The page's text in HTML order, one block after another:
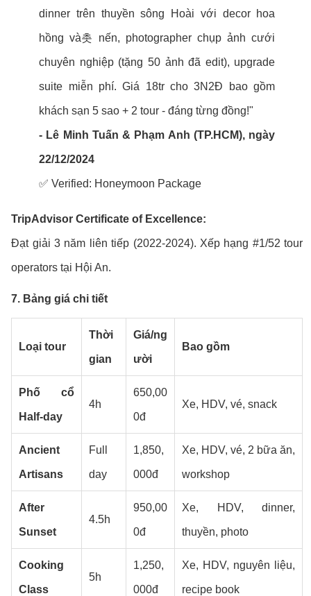
dinner trên thuyền sông Hoài với decor hoa
hồng và촛 nến, photographer chụp ảnh cưới
chuyên nghiệp (tặng 50 ảnh đã edit), upgrade
suite miễn phí. Giá 18tr cho 3N2Đ bao gồm
khách sạn 5 sao + 2 tour - đáng từng đồng!"
- Lê Minh Tuấn & Phạm Anh (TP.HCM), ngày
22/12/2024
✅ Verified: Honeymoon Package
TripAdvisor Certificate of Excellence:
Đạt giải 3 năm liên tiếp (2022-2024). Xếp hạng #1/52 tour
operators tại Hội An.
7. Bảng giá chi tiết
Loại tour
Thời
gian
Giá/ng
ười
Bao gồm
Phố cổ
Half-day
4h
650,00
0đ
Xe, HDV, vé, snack
Ancient
Artisans
Full
day
1,850,
000đ
Xe, HDV, vé, 2 bữa ăn,
workshop
After
Sunset
4.5h
950,00
0đ
Xe, HDV, dinner,
thuyền, photo
Cooking
Class
5h
1,250,
000đ
Xe, HDV, nguyên liệu,
recipe book